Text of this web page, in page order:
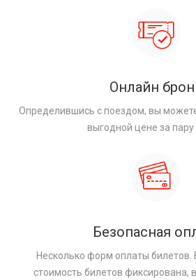
Онлайн
Определившись с поездом, вы
выгодной цене за пару
Безопасная
Несколько форм оплаты
стоимость билетов фиксирована,